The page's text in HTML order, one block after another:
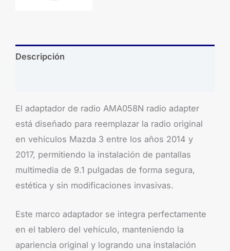
Descripción
El adaptador de radio AMA058N radio adapter
está diseñado para reemplazar la radio original
en vehículos Mazda 3 entre los años 2014 y
2017, permitiendo la instalación de pantallas
multimedia de 9.1 pulgadas de forma segura,
estética y sin modificaciones invasivas.
Este marco adaptador se integra perfectamente
en el tablero del vehículo, manteniendo la
apariencia original y logrando una instalación